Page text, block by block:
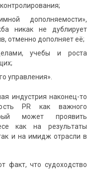
дополняемости»,
никак не дублирует
отменно дополняет её;
учебы и роста
управления».
индустрия наконец-то
PR как важного
может проявить
как на результаты
и на имидж отрасли в
факт, что судоходство